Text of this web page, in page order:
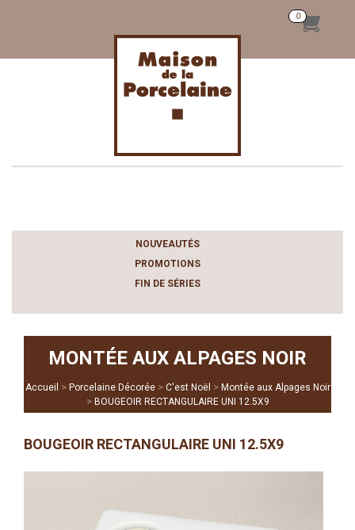
NOUVEAUTÉS
PROMOTIONS
FIN DE SÉRIES
MONTÉE AUX ALPAGES NOIR
Accueil > Porcelaine Décorée > C'est Noël > Montée aux Alpages Noir
> BOUGEOIR RECTANGULAIRE UNI 12.5X9
BOUGEOIR RECTANGULAIRE UNI 12.5X9